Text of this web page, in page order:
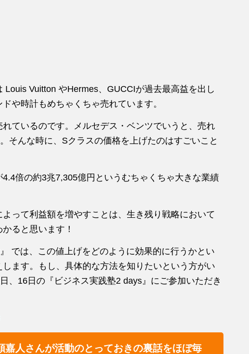
Louis Vuitton やHermes、GUCCIが過去最高益を出し
や時計もめちゃくちゃ売れています。
ているのです。メルセデス・ベンツでいうと、売れ
そんな時に、Sクラスの価格を上げたのはすごいこと
倍の約3兆7,305億円というむちゃくちゃ大きな業績
って利益額を増やすことは、生き残り戦略において
ると思います！
では、この値上げをどのように効果的に行うかとい
ます。もし、具体的な方法を知りたいという方がい
、16日の『ビジネス実践塾2 days』にご参加いただき
嘉人さんが活動のとっておきの裏話をほぼ毎